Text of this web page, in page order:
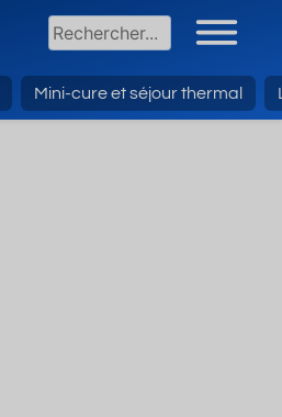
Mini-cure et séjour thermal